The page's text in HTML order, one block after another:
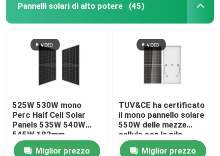
Prodotti
Circa noi
Pannelli solari di alto potere (45)
525W 530W mono
Perc Half Cell Solar
Panels 535W 540W
545W 182mm
Miglior prezzo
TUV&CE ha certificato
il mono pannello solare
550W delle mezze
cellule con la pila
solare di 182mm
Miglior prezzo